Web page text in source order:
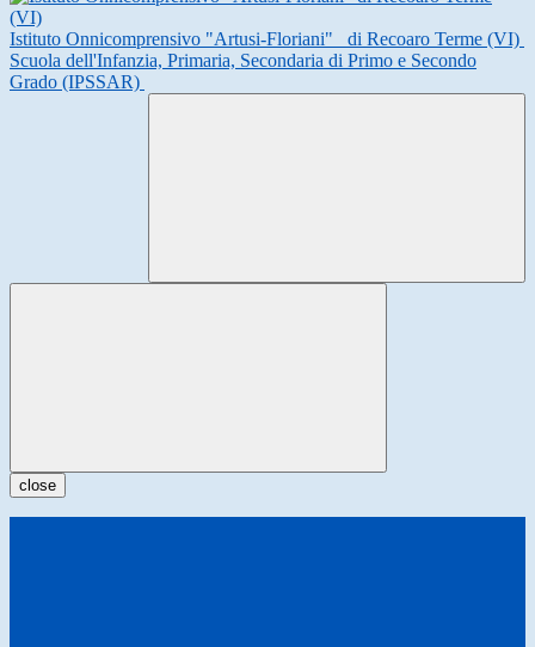
Istituto Onnicomprensivo "Artusi-Floriani"
di Recoaro Terme (VI)
Scuola dell'Infanzia, Primaria, Secondaria di Primo e Secondo
Grado (IPSSAR)
close